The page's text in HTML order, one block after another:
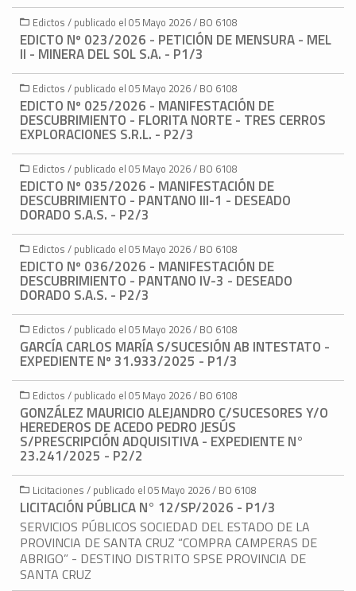
Edictos / publicado el 05 Mayo 2026 / BO 6108
EDICTO Nº 023/2026 - PETICIÓN DE MENSURA - MEL
II - MINERA DEL SOL S.A. - P1/3
Edictos / publicado el 05 Mayo 2026 / BO 6108
EDICTO Nº 025/2026 - MANIFESTACIÓN DE
DESCUBRIMIENTO - FLORITA NORTE - TRES CERROS
EXPLORACIONES S.R.L. - P2/3
Edictos / publicado el 05 Mayo 2026 / BO 6108
EDICTO Nº 035/2026 - MANIFESTACIÓN DE
DESCUBRIMIENTO - PANTANO III-1 - DESEADO
DORADO S.A.S. - P2/3
Edictos / publicado el 05 Mayo 2026 / BO 6108
EDICTO Nº 036/2026 - MANIFESTACIÓN DE
DESCUBRIMIENTO - PANTANO IV-3 - DESEADO
DORADO S.A.S. - P2/3
Edictos / publicado el 05 Mayo 2026 / BO 6108
GARCÍA CARLOS MARÍA S/SUCESIÓN AB INTESTATO -
EXPEDIENTE Nº 31.933/2025 - P1/3
Edictos / publicado el 05 Mayo 2026 / BO 6108
GONZÁLEZ MAURICIO ALEJANDRO C/SUCESORES Y/O
HEREDEROS DE ACEDO PEDRO JESÚS
S/PRESCRIPCIÓN ADQUISITIVA - EXPEDIENTE N°
23.241/2025 - P2/2
Licitaciones / publicado el 05 Mayo 2026 / BO 6108
LICITACIÓN PÚBLICA N° 12/SP/2026 - P1/3
SERVICIOS PÚBLICOS SOCIEDAD DEL ESTADO DE LA
PROVINCIA DE SANTA CRUZ “COMPRA CAMPERAS DE
ABRIGO” - DESTINO DISTRITO SPSE PROVINCIA DE
SANTA CRUZ